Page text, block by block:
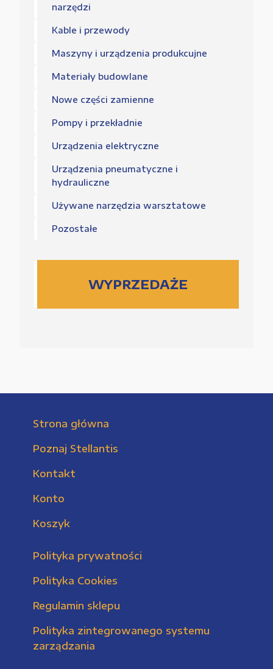
narzędzi
Kable i przewody
Maszyny i urządzenia produkcujne
Materiały budowlane
Nowe części zamienne
Pompy i przekładnie
Urządzenia elektryczne
Urządzenia pneumatyczne i
hydrauliczne
Używane narzędzia warsztatowe
Pozostałe
WYPRZEDAŻE
Strona główna
Poznaj Stellantis
Kontakt
Konto
Koszyk
Polityka prywatności
Polityka Cookies
Regulamin sklepu
Polityka zintegrowanego systemu
zarządzania